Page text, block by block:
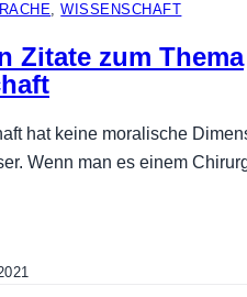
, WISSENSCHAFT
Zitate zum Thema
hat keine moralische
Wenn man es einem